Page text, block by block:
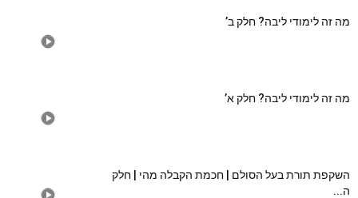
מה זה לימודי ליבה? חלק ב’
מה זה לימודי ליבה? חלק א’
השקפת תורת בעל הסולם | חכמת הקבלה מהי | חלק
ה...